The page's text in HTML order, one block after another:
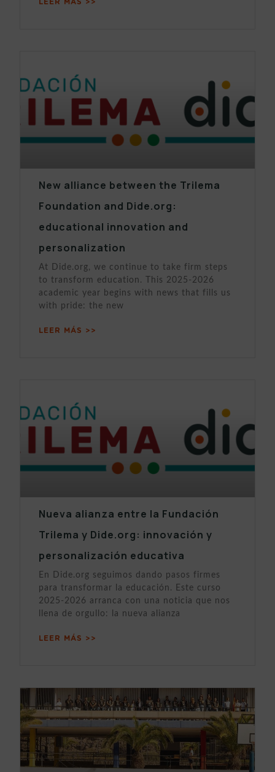
LEER MÁS >>
New alliance between the Trilema
Foundation and Dide.org:
educational innovation and
personalization
At Dide.org, we continue to take firm steps
to transform education. This 2025-2026
academic year begins with news that fills us
with pride: the new
LEER MÁS >>
Nueva alianza entre la Fundación
Trilema y Dide.org: innovación y
personalización educativa
En Dide.org seguimos dando pasos firmes
para transformar la educación. Este curso
2025-2026 arranca con una noticia que nos
llena de orgullo: la nueva alianza
LEER MÁS >>